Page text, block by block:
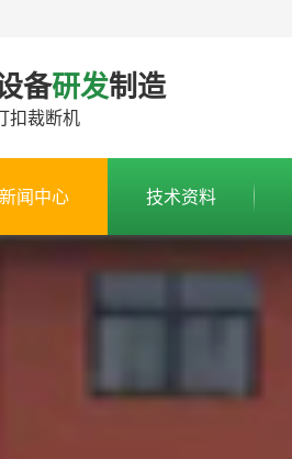
备研发制造
扣裁断机
新闻中心 技术资料